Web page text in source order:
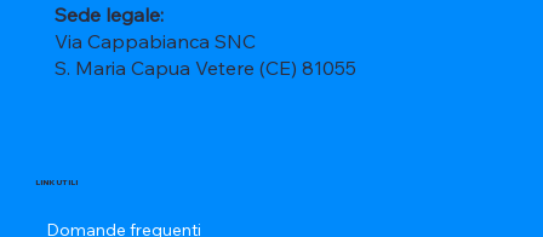
Sede legale:
Via Cappabianca SNC
S. Maria Capua Vetere (CE) 81055
LINK UTILI
Domande frequenti